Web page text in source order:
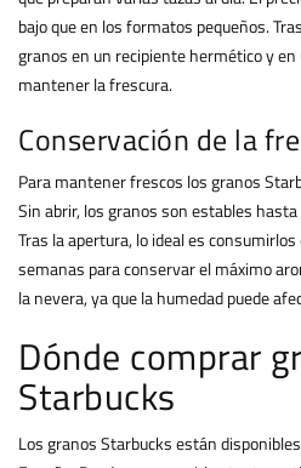
bajo que en los formatos pequeños.
granos en un recipiente hermético y
mantener la frescura.
Conservación de la
Para mantener frescos los granos
Sin abrir, los granos son estables
Tras la apertura, lo ideal es
semanas para conservar el máximo
la nevera, ya que la humedad puede
Dónde comprar
Starbucks
Los granos Starbucks están